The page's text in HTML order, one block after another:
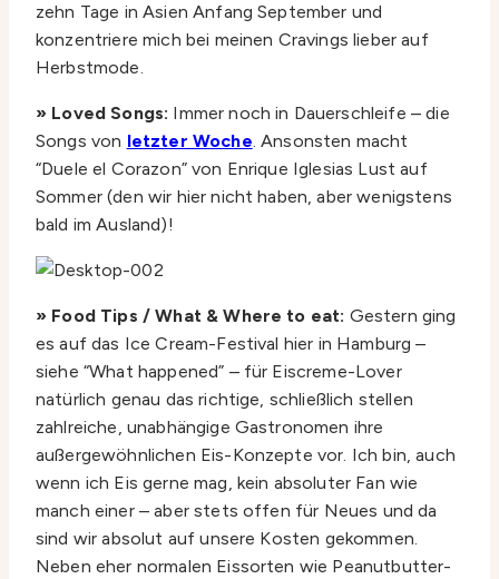
zehn Tage in Asien Anfang September und
konzentriere mich bei meinen Cravings lieber auf
Herbstmode.
» Loved Songs: Immer noch in Dauerschleife – die
Songs von letzter Woche. Ansonsten macht
“Duele el Corazon” von Enrique Iglesias Lust auf
Sommer (den wir hier nicht haben, aber wenigstens
bald im Ausland)!
» Food Tips / What & Where to eat: Gestern ging
es auf das Ice Cream-Festival hier in Hamburg –
siehe “What happened” – für Eiscreme-Lover
natürlich genau das richtige, schließlich stellen
zahlreiche, unabhängige Gastronomen ihre
außergewöhnlichen Eis-Konzepte vor. Ich bin, auch
wenn ich Eis gerne mag, kein absoluter Fan wie
manch einer – aber stets offen für Neues und da
sind wir absolut auf unsere Kosten gekommen.
Neben eher normalen Eissorten wie Peanutbutter-